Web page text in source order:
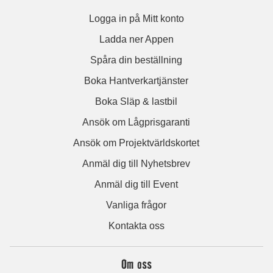
Logga in på Mitt konto
Ladda ner Appen
Spåra din beställning
Boka Hantverkartjänster
Boka Släp & lastbil
Ansök om Lågprisgaranti
Ansök om Projektvärldskortet
Anmäl dig till Nyhetsbrev
Anmäl dig till Event
Vanliga frågor
Kontakta oss
Om oss